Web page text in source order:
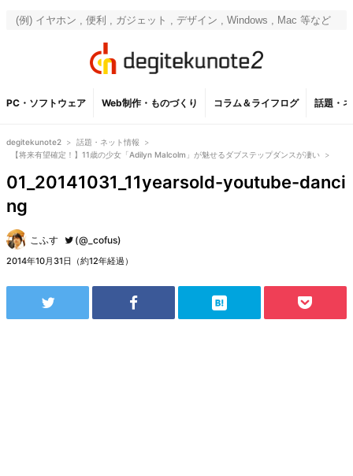
PC・ソフトウェア Web制作・ものづくり コラム＆ライフログ 話題・
degitekunote2 > 話題・ネット情報
>
【将来有望確定！】11歳の少女「Adilyn Malcolm」が魅せるダブステップダンスが凄い
>
01_20141031_11yearsold-youtube-danci
ng
こふす (@_cofus)
2014年10月31日（約12年経過）